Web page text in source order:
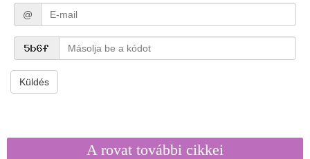
@
Küldés
A rovat további cikkei